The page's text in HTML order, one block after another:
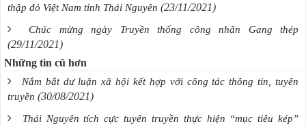
thập đỏ Việt Nam tỉnh Thái Nguyên (23/11/2021)
Chúc mừng ngày Truyền thống công nhân Gang thép
(29/11/2021)
Những tin cũ hơn
Nắm bắt dư luận xã hội kết hợp với công tác thông tin, tuyên
truyền (30/08/2021)
Thái Nguyên tích cực tuyên truyền thực hiện “mục tiêu kép”